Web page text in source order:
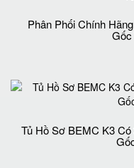
Phân Phối Chính
Gốc
Tủ Hồ Sơ BEMC K3